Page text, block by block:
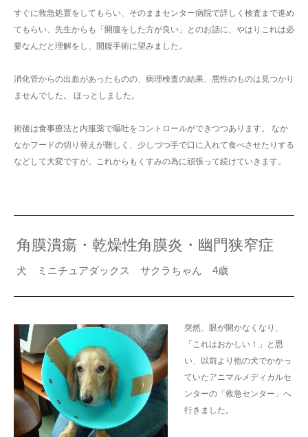
すぐに救急処置をしてもらい、そのままセンター病院で詳しく検査まで進め
てもらい、先生からも「開腹をした方が良い」とのお話に、やはりこれは必
要なんだと理解をし、開腹手術に望みました。
消化管からの出血があったものの、病理検査の結果、悪性のものは見つかり
ませんでした。 ほっとしました。
術後は食事療法と内服薬で嘔吐をコントロールができつつあります。 なか
なかフードの切り替えが難しく、少しづつ手で口に入れて食べさせたりする
などして大変ですが、これからもくすみの為に頑張って続けていきます。
角膜潰瘍・乾燥性角膜炎・幽門狭窄症
犬 ミニチュアダックス サクラちゃん 4歳
突然、眼が開かなくなり、
「これはおかしい！」と思
い、以前より他の犬でかかっ
ていたアニマルメディカルセ
ンターの「救急センター」へ
行きました。